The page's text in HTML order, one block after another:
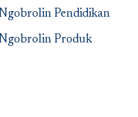
Pendidikan
Produk